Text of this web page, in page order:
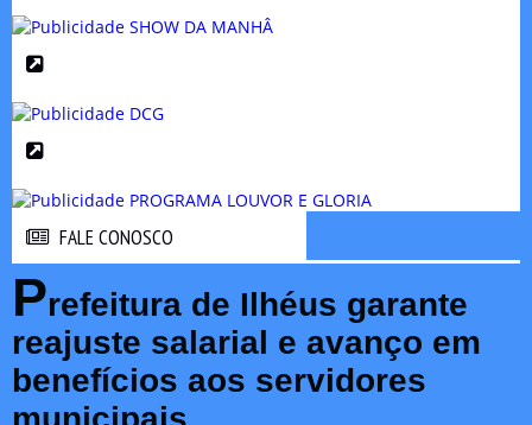
FALE CONOSCO
Prefeitura de Ilhéus garante
reajuste salarial e avanço em
benefícios aos servidores